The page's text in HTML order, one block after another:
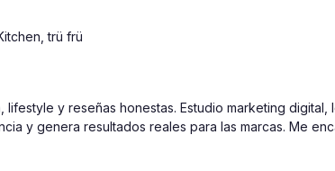
trü frü
y reseñas honestas. Estudio marketing digital,
y genera resultados reales para las marcas. Me